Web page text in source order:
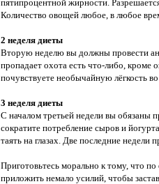
пятипроцентной жирности.
Количество овощей любое, в любое
2 неделя диеты
Вторую неделю вы должны провести
пропадает охота есть что-либо, кроме
почувствуете необычайную лёгкость
3 неделя диеты
С началом третьей недели вы обязаны
сократите потребление сыров и
таять на глазах. Две последние недели
Приготовьтесь морально к тому, что
приложить немало усилий, чтобы